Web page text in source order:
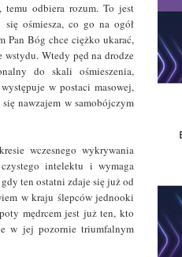
temu odbiera rozum. To jest
ośmiesza, co go na ogół
Pan Bóg chce ciężko ukarać,
Wtedy pęd na drodze
do skali ośmieszenia,
w postaci masowej,
nawzajem w samobójczym
wczesnego wykrywania
intelektu i wymaga
ten ostatni zdaje się już od
w kraju ślepców jednooki
mędrcem jest już ten, kto
w jej pozornie triumfalnym